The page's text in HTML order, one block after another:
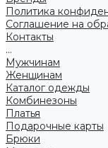
Политика
Соглашение на
Контакты
...
Мужчинам
Женщинам
Каталог одежды
Комбинезоны
Платья
Подарочные карты
Брюки